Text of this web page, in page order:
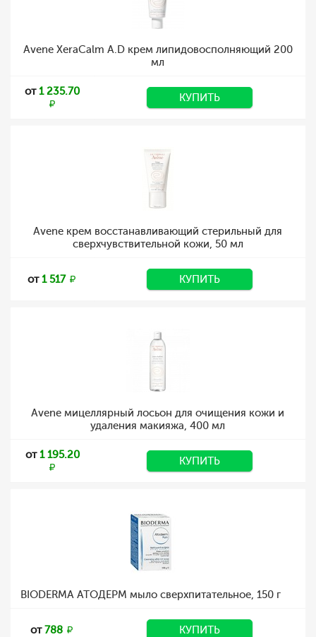
Avene XeraCalm A.D крем липидовосполняющий 200
мл
от1 235.70 КУПИТЬ
Avene крем восстанавливающий стерильный для
сверхчувствительной кожи, 50 мл
от1 517 КУПИТЬ
Avene мицеллярный лосьон для очищения кожи и
удаления макияжа, 400 мл
от1 195.20 КУПИТЬ
BIODERMA АТОДЕРМ мыло сверхпитательное, 150 г
от788 КУПИТЬ